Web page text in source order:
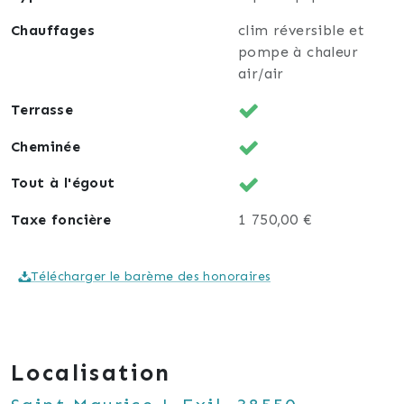
Chauffages
clim réversible et
pompe à chaleur
air/air
Terrasse
Cheminée
Tout à l'égout
Taxe foncière 1 750,00 €
Télécharger le barème des honoraires
Localisation